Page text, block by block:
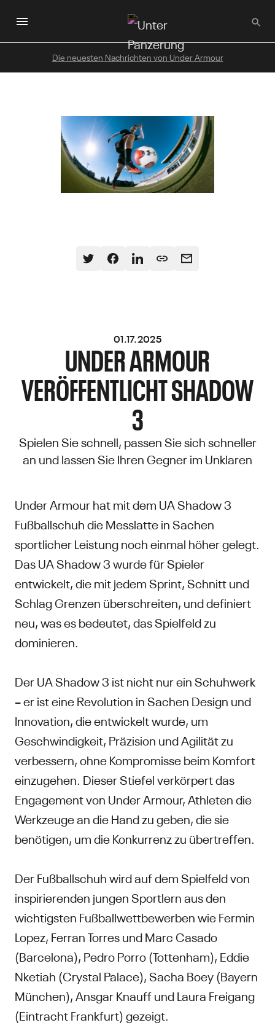
Hauptinhalt
Die neuesten Nachrichten von Under Armour
01.17.2025
UNDER ARMOUR
VERÖFFENTLICHT SHADOW
3
Spielen Sie schnell, passen Sie sich schneller
an und lassen Sie Ihren Gegner im Unklaren
Under Armour hat mit dem UA Shadow 3
Fußballschuh die Messlatte in Sachen
sportlicher Leistung noch einmal höher gelegt.
Das UA Shadow 3 wurde für Spieler
entwickelt, die mit jedem Sprint, Schnitt und
Schlag Grenzen überschreiten, und definiert
neu, was es bedeutet, das Spielfeld zu
dominieren.
Der UA Shadow 3 ist nicht nur ein Schuhwerk
– er ist eine Revolution in Sachen Design und
Innovation, die entwickelt wurde, um
Geschwindigkeit, Präzision und Agilität zu
verbessern, ohne Kompromisse beim Komfort
einzugehen. Dieser Stiefel verkörpert das
Engagement von Under Armour, Athleten die
Werkzeuge an die Hand zu geben, die sie
benötigen, um die Konkurrenz zu übertreffen.
Der Fußballschuh wird auf dem Spielfeld von
inspirierenden jungen Sportlern aus den
wichtigsten Fußballwettbewerben wie Fermin
Lopez, Ferran Torres und Marc Casado
(Barcelona), Pedro Porro (Tottenham), Eddie
Nketiah (Crystal Palace), Sacha Boey (Bayern
München), Ansgar Knauff und Laura Freigang
(Eintracht Frankfurt) gezeigt.